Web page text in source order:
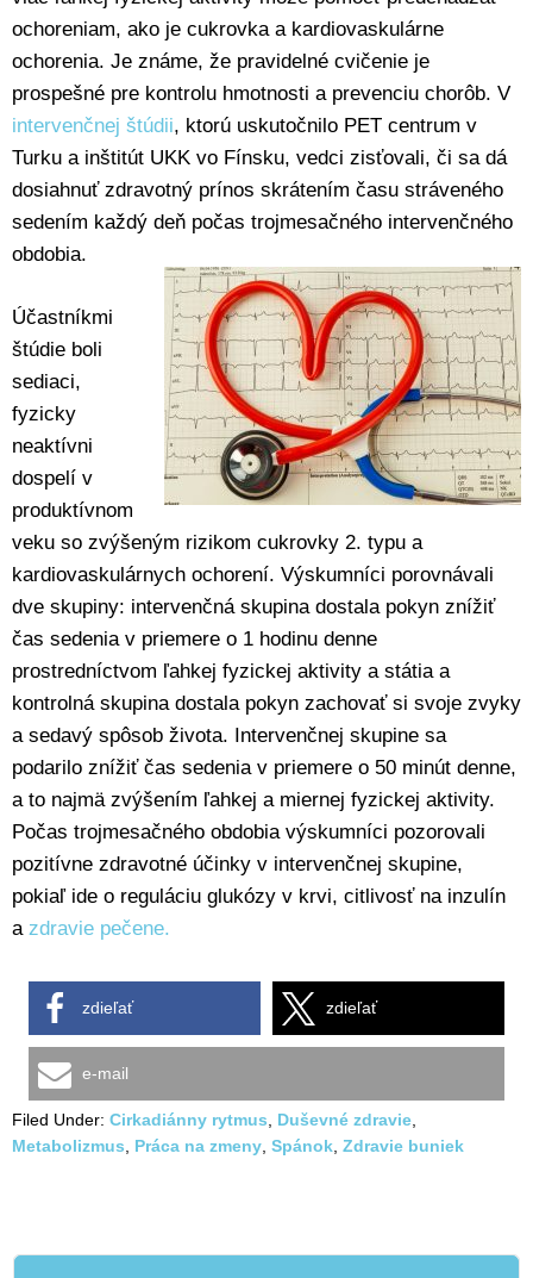
ochoreniam, ako je cukrovka a kardiovaskulárne
ochorenia. Je známe, že pravidelné cvičenie je
prospešné pre kontrolu hmotnosti a prevenciu chorôb. V
intervenčnej štúdii, ktorú uskutočnilo PET centrum v
Turku a inštitút UKK vo Fínsku, vedci zisťovali, či sa dá
dosiahnuť zdravotný prínos skrátením času stráveného
sedením každý deň počas trojmesačného intervenčného
obdobia.
Účastníkmi
štúdie boli
sediaci,
fyzicky
neaktívni
dospelí v
produktívnom
veku so zvýšeným rizikom cukrovky 2. typu a
kardiovaskulárnych ochorení. Výskumníci porovnávali
dve skupiny: intervenčná skupina dostala pokyn znížiť
čas sedenia v priemere o 1 hodinu denne
prostredníctvom ľahkej fyzickej aktivity a státia a
kontrolná skupina dostala pokyn zachovať si svoje zvyky
a sedavý spôsob života. Intervenčnej skupine sa
podarilo znížiť čas sedenia v priemere o 50 minút denne,
a to najmä zvýšením ľahkej a miernej fyzickej aktivity.
Počas trojmesačného obdobia výskumníci pozorovali
pozitívne zdravotné účinky v intervenčnej skupine,
pokiaľ ide o reguláciu glukózy v krvi, citlivosť na inzulín
a zdravie pečene.
zdieľať zdieľať
e-mail
Filed Under: Cirkadiánny rytmus Duševné zdravie
Metabolizmus
Práca na zmeny Spánok Zdravie buniek